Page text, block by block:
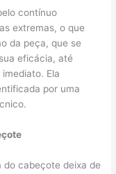
contínuo
extremas, o que
da peça, que se
eficácia, até
Ela
por uma
do cabeçote deixa de